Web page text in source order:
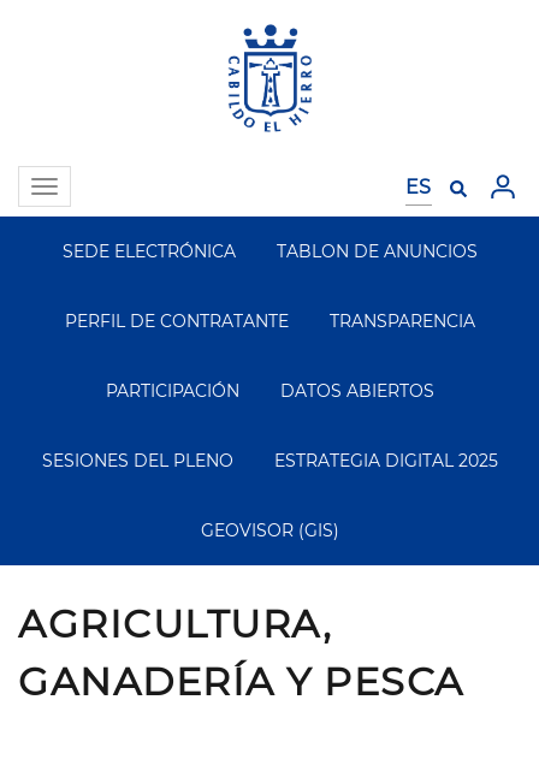
Toggle
navigation
Segundo
Menu
SEDE ELECTRÓNICA TABLON DE ANUNCIOS
PERFIL DE CONTRATANTE TRANSPARENCIA
PARTICIPACIÓN DATOS ABIERTOS
SESIONES DEL PLENO ESTRATEGIA DIGITAL 2025
GEOVISOR (GIS)
AGRICULTURA,
GANADERÍA Y PESCA